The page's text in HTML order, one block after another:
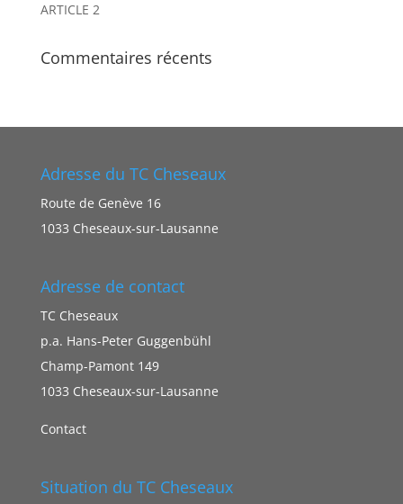
ARTICLE 2
Commentaires récents
Adresse du TC Cheseaux
Route de Genève 16
1033 Cheseaux-sur-Lausanne
Adresse de contact
TC Cheseaux
p.a. Hans-Peter Guggenbühl
Champ-Pamont 149
1033 Cheseaux-sur-Lausanne
Contact
Situation du TC Cheseaux